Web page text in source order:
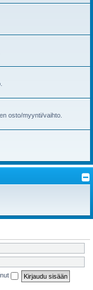
osto/myynti/vaihto.